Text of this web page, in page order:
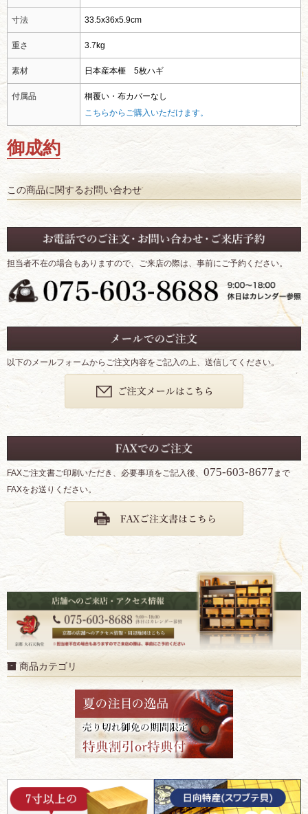
寸法 33.5x36x5.9cm
重さ 3.7kg
素材 日本産本榧 5枚ハギ
付属品
桐覆い・布カバーなし
こちらからご購入いただけます。
御成約
この商品に関するお問い合わせ
担当者不在の場合もありますので、ご来店の際は、事前にご予約ください。
以下のメールフォームからご注文内容をご記入の上、送信してください。
FAXご注文書ご印刷いただき、必要事項をご記入後、 075-603-8677 まで
FAXをお送りください。
商品カテゴリ